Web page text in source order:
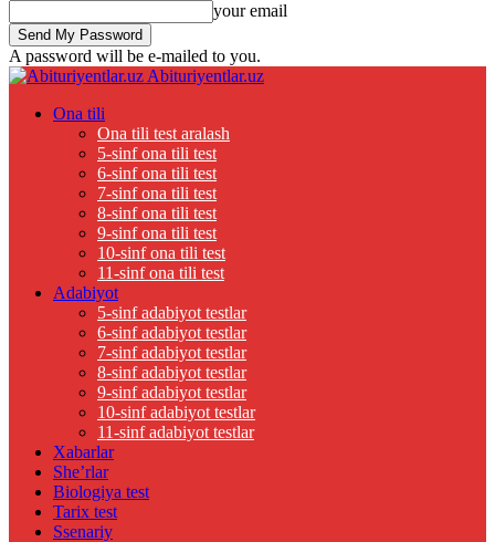
your email
A password will be e-mailed to you.
Abituriyentlar.uz
Ona tili
Ona tili test aralash
5-sinf ona tili test
6-sinf ona tili test
7-sinf ona tili test
8-sinf ona tili test
9-sinf ona tili test
10-sinf ona tili test
11-sinf ona tili test
Adabiyot
5-sinf adabiyot testlar
6-sinf adabiyot testlar
7-sinf adabiyot testlar
8-sinf adabiyot testlar
9-sinf adabiyot testlar
10-sinf adabiyot testlar
11-sinf adabiyot testlar
Xabarlar
She’rlar
Biologiya test
Tarix test
Ssenariy